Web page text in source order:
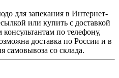
для запекания в Интернет-
или купить с доставкой
по телефону,
доставка по России и в
самовывоза со склада.